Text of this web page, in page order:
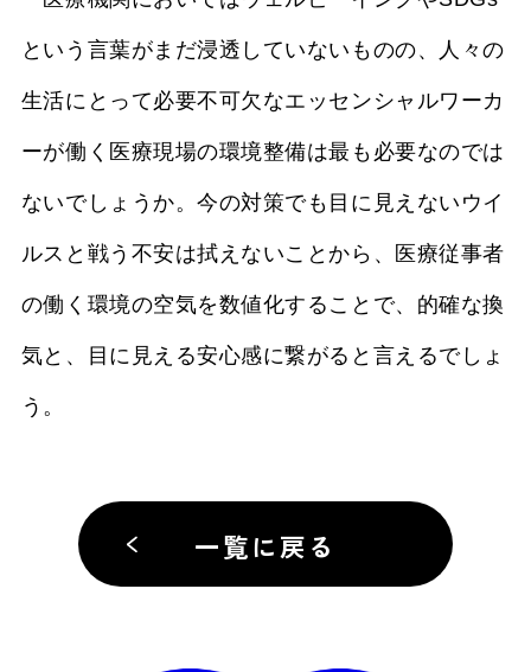
という言葉がまだ浸透していないものの、人々の
生活にとって必要不可欠なエッセンシャルワーカ
ーが働く医療現場の環境整備は最も必要なのでは
ないでしょうか。今の対策でも目に見えないウイ
ルスと戦う不安は拭えないことから、医療従事者
の働く環境の空気を数値化することで、的確な換
気と、目に見える安心感に繋がると言えるでしょ
う。
一覧に戻る